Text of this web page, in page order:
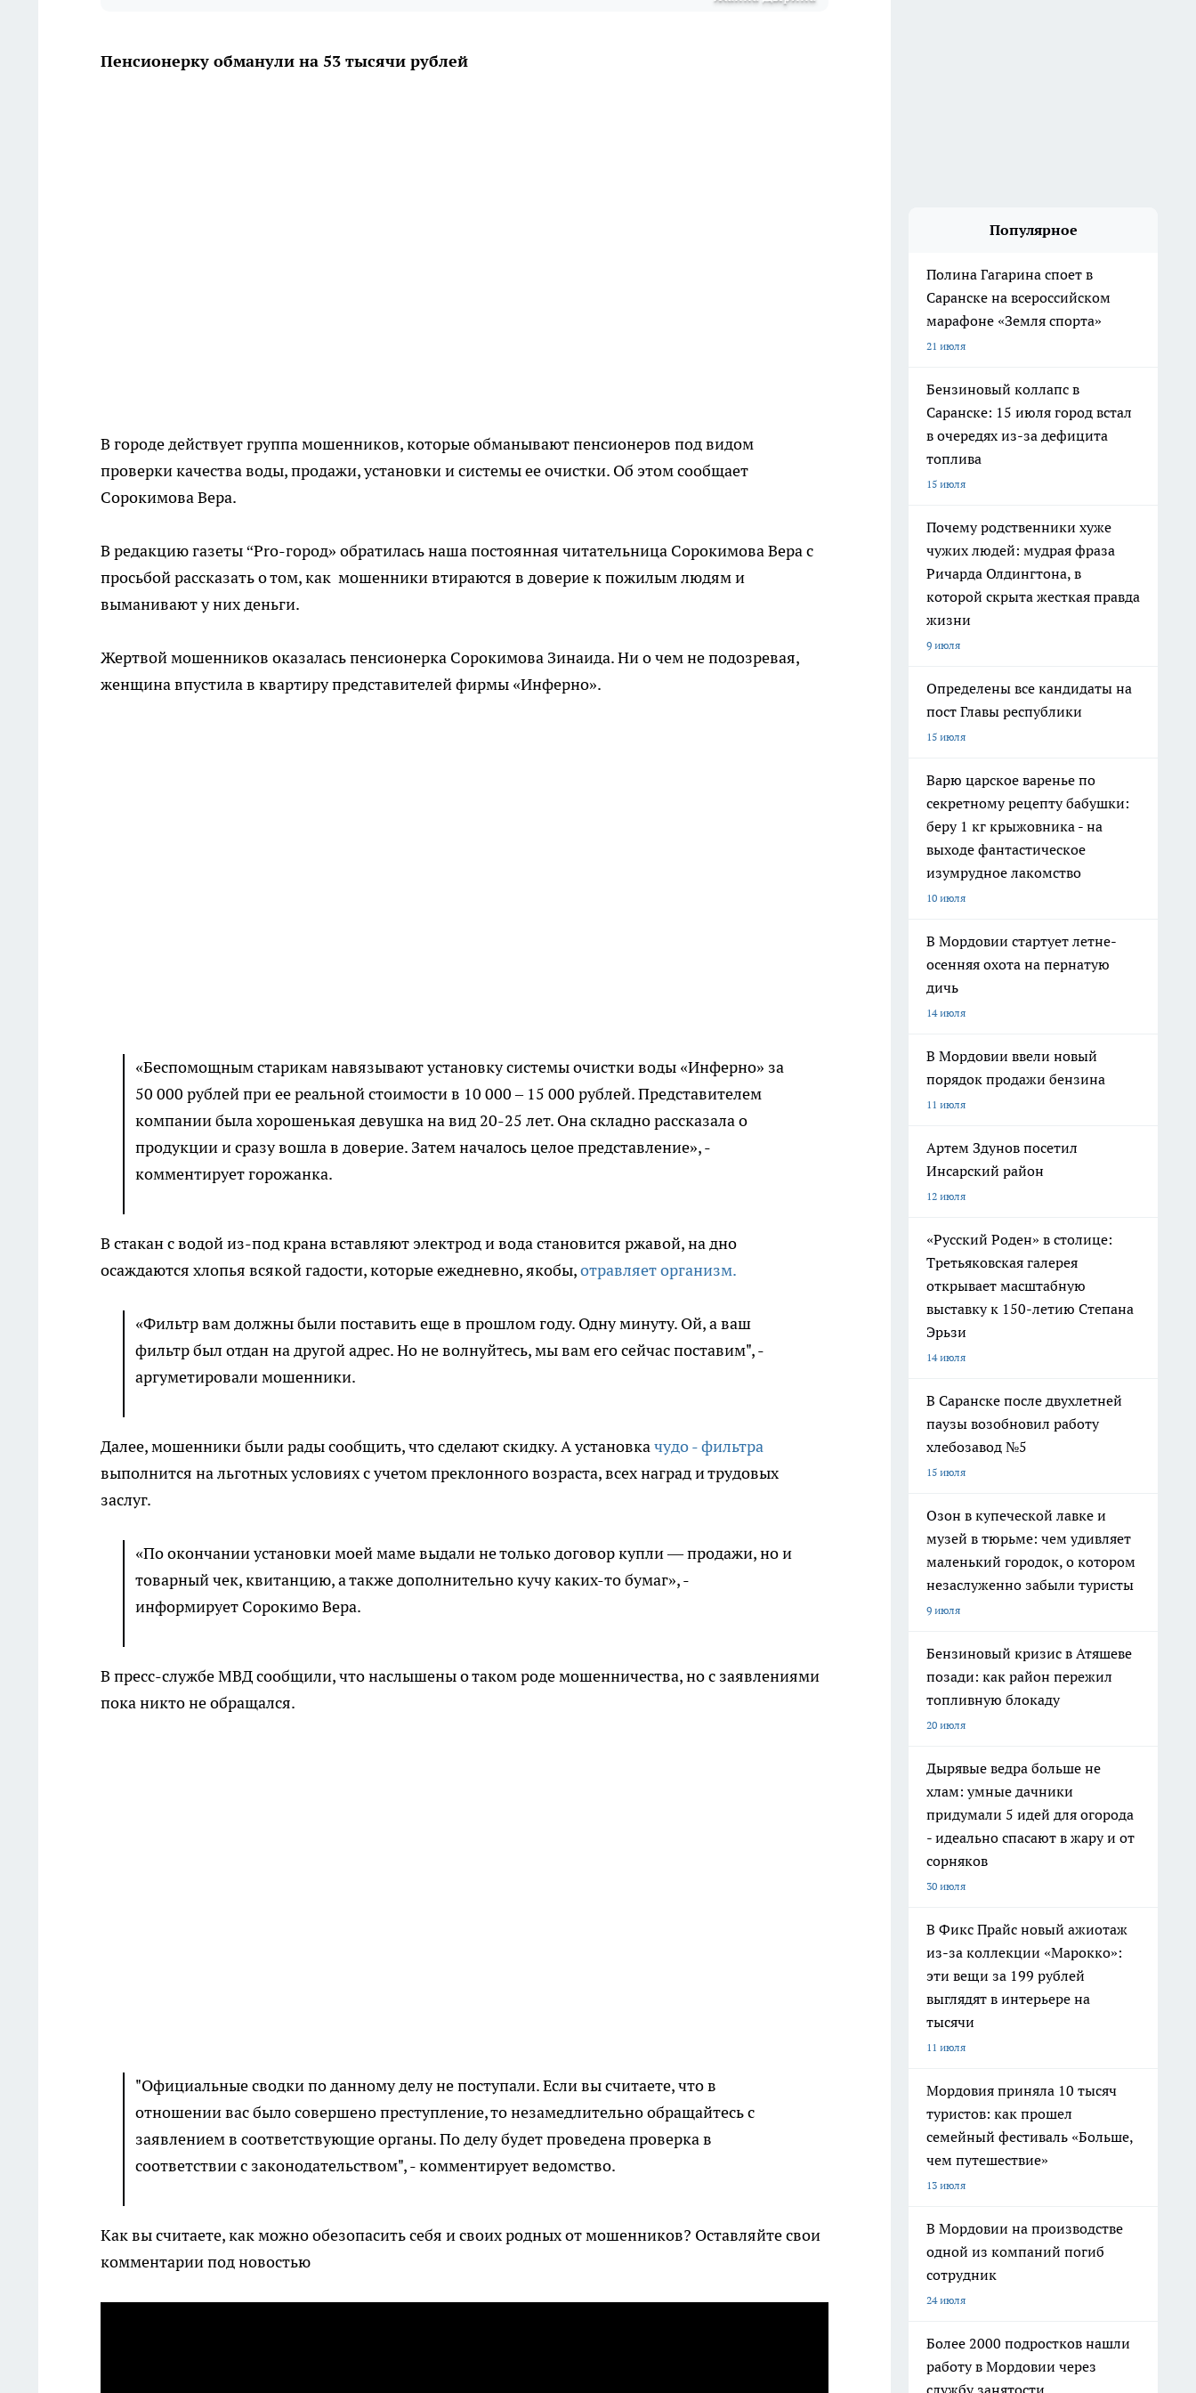
Пенсионерку обманули на 53 тысячи рублей
В городе действует группа мошенников, которые обманывают пенсионеров под видом
проверки качества воды, продажи, установки и системы ее очистки. Об этом сообщает
Сорокимова Вера.
В редакцию газеты “Pro-город» обратилась наша постоянная читательница Сорокимова Вера с
просьбой рассказать о том, как мошенники втираются в доверие к пожилым людям и
выманивают у них деньги.
Жертвой мошенников оказалась пенсионерка Сорокимова Зинаида. Ни о чем не подозревая,
женщина впустила в квартиру представителей фирмы «Инферно».
«Беспомощным старикам навязывают установку системы очистки воды «Инферно» за
50 000 рублей при ее реальной стоимости в 10 000 – 15 000 рублей. Представителем
компании была хорошенькая девушка на вид 20-25 лет. Она складно рассказала о
продукции и сразу вошла в доверие. Затем началось целое представление», -
комментирует горожанка.
В стакан с водой из-под крана вставляют электрод и вода становится ржавой, на дно
осаждаются хлопья всякой гадости, которые ежедневно, якобы,отравляет организм.
«Фильтр вам должны были поставить еще в прошлом году. Одну минуту. Ой, а ваш
фильтр был отдан на другой адрес. Но не волнуйтесь, мы вам его сейчас поставим", -
аргуметировали мошенники.
Далее, мошенники были рады сообщить, что сделают скидку. А установкачудо - фильтра
выполнится на льготных условиях с учетом преклонного возраста, всех наград и трудовых
заслуг.
«По окончании установки моей маме выдали не только договор купли — продажи, но и
товарный чек, квитанцию, а также дополнительно кучу каких-то бумаг», -
информирует Сорокимо Вера.
В пресс-службе МВД сообщили, что наслышены о таком роде мошенничества, но с заявлениями
пока никто не обращался.
"Официальные сводки по данному делу не поступали. Если вы считаете, что в
отношении вас было совершено преступление, то незамедлительно обращайтесь с
заявлением в соответствующие органы. По делу будет проведена проверка в
соответствии с законодательством", - комментирует ведомство.
Как вы считаете, как можно обезопасить себя и своих родных от мошенников? Оставляйте свои
комментарии под новостью
Популярное
Полина Гагарина споет в
Саранске на всероссийском
марафоне «Земля спорта»
21 июля
Бензиновый коллапс в
Саранске: 15 июля город встал
в очередях из-за дефицита
топлива
15 июля
Почему родственники хуже
чужих людей: мудрая фраза
Ричарда Олдингтона, в
которой скрыта жесткая правда
жизни
9 июля
Определены все кандидаты на
пост Главы республики
15 июля
Варю царское варенье по
секретному рецепту бабушки:
беру 1 кг крыжовника - на
выходе фантастическое
изумрудное лакомство
10 июля
В Мордовии стартует летне-
осенняя охота на пернатую
дичь
14 июля
В Мордовии ввели новый
порядок продажи бензина
11 июля
Артем Здунов посетил
Инсарский район
12 июля
«Русский Роден» в столице:
Третьяковская галерея
открывает масштабную
выставку к 150-летию Степана
Эрьзи
14 июля
В Саранске после двухлетней
паузы возобновил работу
хлебозавод №5
15 июля
Озон в купеческой лавке и
музей в тюрьме: чем удивляет
маленький городок, о котором
незаслуженно забыли туристы
9 июля
Бензиновый кризис в Атяшеве
позади: как район пережил
топливную блокаду
20 июля
Дырявые ведра больше не
хлам: умные дачники
придумали 5 идей для огорода
- идеально спасают в жару и от
сорняков
30 июля
В Фикс Прайс новый ажиотаж
из-за коллекции «Марокко»:
эти вещи за 199 рублей
выглядят в интерьере на
тысячи
11 июля
Мордовия приняла 10 тысяч
туристов: как прошел
семейный фестиваль «Больше,
чем путешествие»
13 июля
В Мордовии на производстве
одной из компаний погиб
сотрудник
24 июля
Более 2000 подростков нашли
работу в Мордовии через
службу занятости